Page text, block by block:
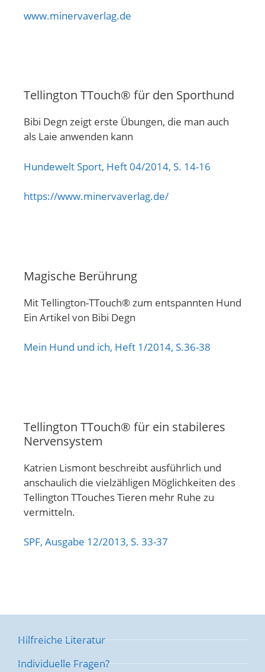
www.minervaverlag.de
Tellington TTouch® für den Sporthund
Bibi Degn zeigt erste Übungen, die man auch
als Laie anwenden kann
Hundewelt Sport, Heft 04/2014, S. 14-16
https://www.minervaverlag.de/
Magische Berührung
Mit Tellington-TTouch® zum entspannten Hund
Ein Artikel von Bibi Degn
Mein Hund und ich, Heft 1/2014, S.36-38
Tellington TTouch® für ein stabileres
Nervensystem
Katrien Lismont beschreibt ausführlich und
anschaulich die vielzähligen Möglichkeiten des
Tellington TTouches Tieren mehr Ruhe zu
vermitteln.
SPF, Ausgabe 12/2013, S. 33-37
Hilfreiche Literatur
Individuelle Fragen?